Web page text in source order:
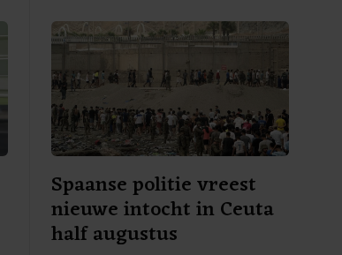
Spaanse politie vreest
nieuwe intocht in Ceuta
half augustus